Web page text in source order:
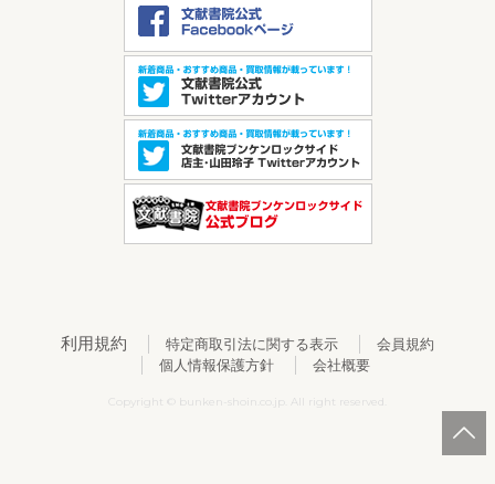
利用規約 特定商取引法に関する表示
会員規約
個人情報保護方針
会社概要
Copyright © bunken-shoin.co.jp. All right reserved.